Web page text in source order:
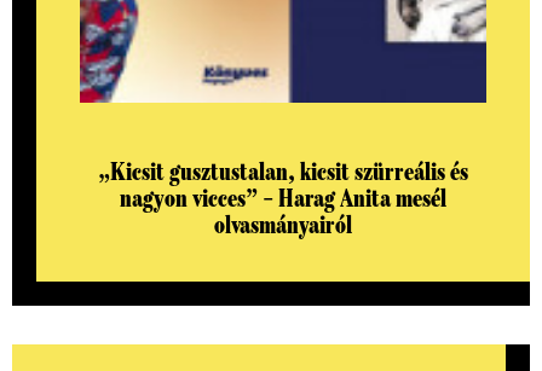
„Kicsit gusztustalan, kicsit szürreális és
nagyon vicces” – Harag Anita mesél
olvasmányairól